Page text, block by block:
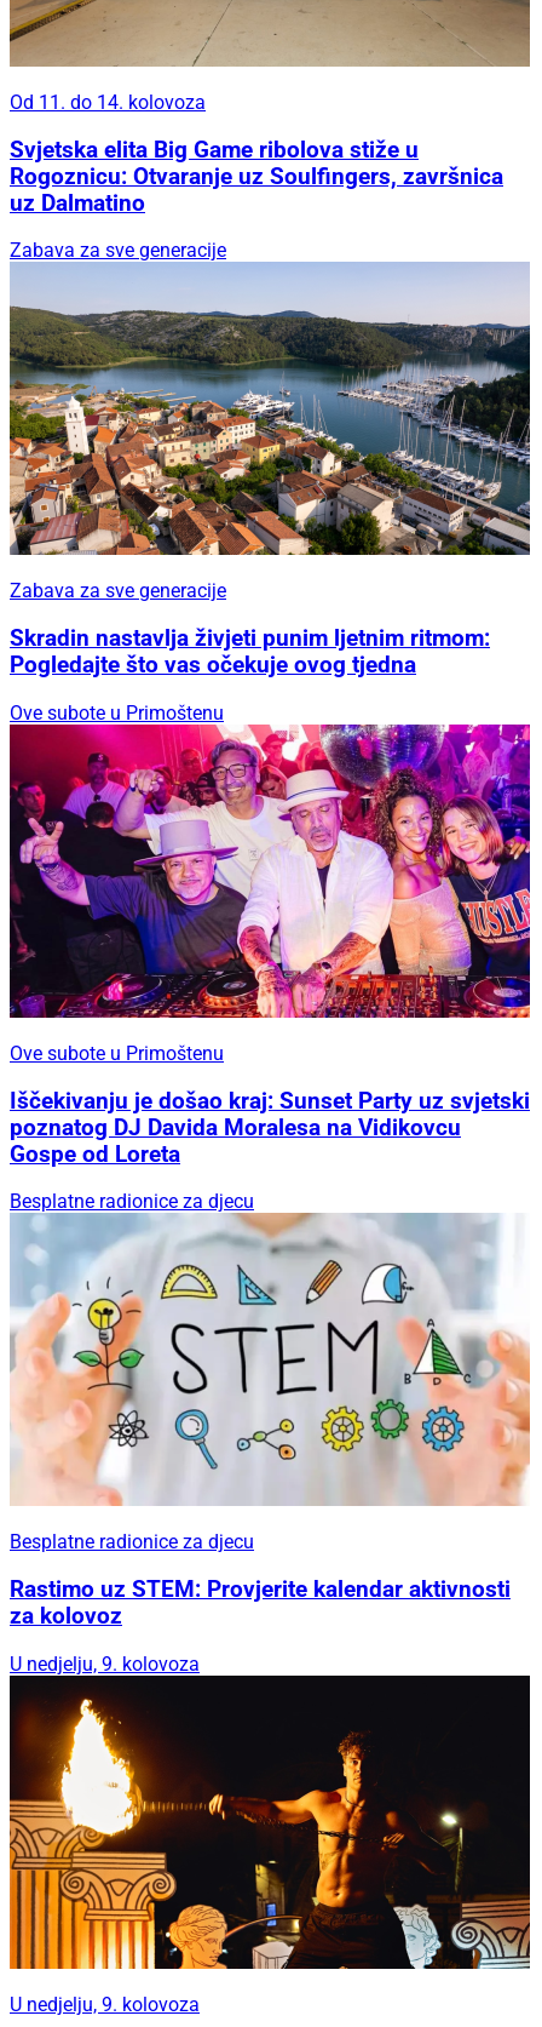
Od 11. do 14. kolovoza
Svjetska elita Big Game ribolova stiže u
Rogoznicu: Otvaranje uz Soulfingers, završnica
uz Dalmatino
Zabava za sve generacije
Zabava za sve generacije
Skradin nastavlja živjeti punim ljetnim ritmom:
Pogledajte što vas očekuje ovog tjedna
Ove subote u Primoštenu
Ove subote u Primoštenu
Iščekivanju je došao kraj: Sunset Party uz svjetski
poznatog DJ Davida Moralesa na Vidikovcu
Gospe od Loreta
Besplatne radionice za djecu
Besplatne radionice za djecu
Rastimo uz STEM: Provjerite kalendar aktivnosti
za kolovoz
U nedjelju, 9. kolovoza
U nedjelju, 9. kolovoza